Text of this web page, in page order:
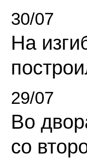
30/07
На
29/07
Во
со